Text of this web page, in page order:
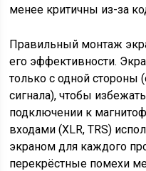
менее критичны из-за
Правильный монтаж
его эффективности.
только с одной стороны
сигнала), чтобы
подключении к
входами (XLR, TRS)
экраном для каждого
перекрёстные помехи